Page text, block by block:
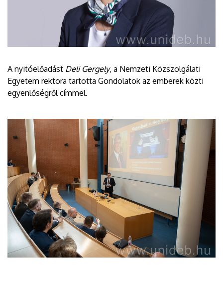
A nyitóelőadást Deli Gergely, a Nemzeti Közszolgálati
Egyetem rektora tartotta Gondolatok az emberek közti
egyenlőségről címmel.